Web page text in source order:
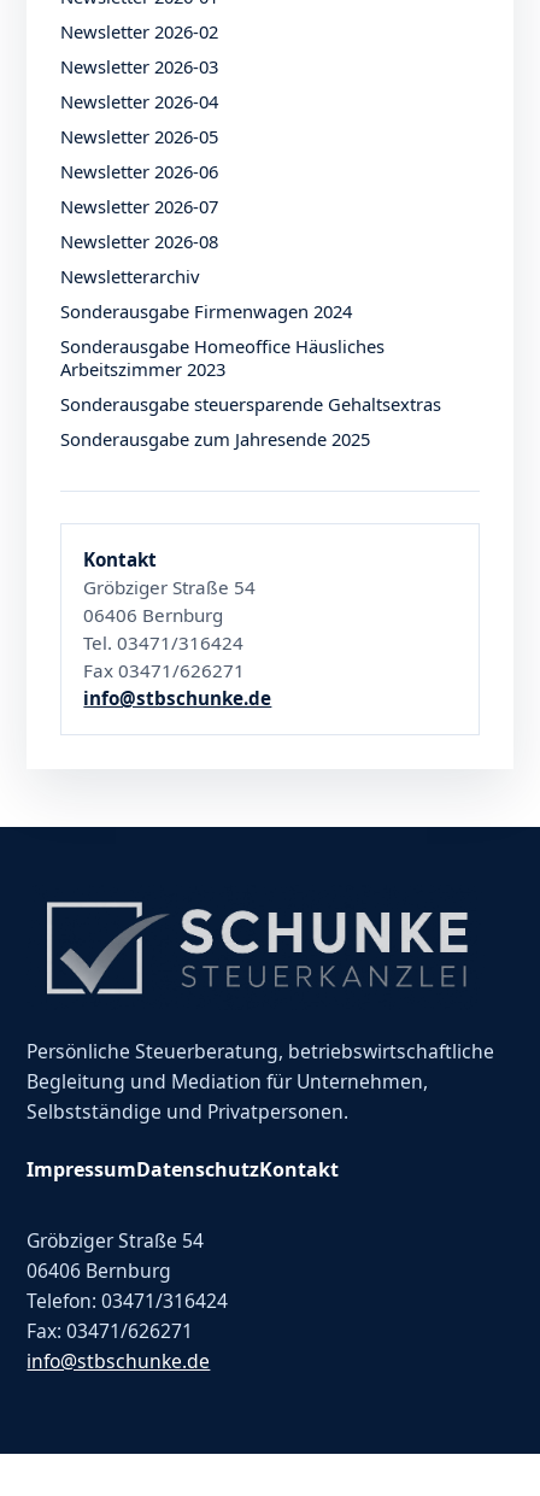
Newsletter 2026-02
Newsletter 2026-03
Newsletter 2026-04
Newsletter 2026-05
Newsletter 2026-06
Newsletter 2026-07
Newsletter 2026-08
Newsletterarchiv
Sonderausgabe Firmenwagen 2024
Sonderausgabe Homeoffice Häusliches
Arbeitszimmer 2023
Sonderausgabe steuersparende Gehaltsextras
Sonderausgabe zum Jahresende 2025
Kontakt
Gröbziger Straße 54
06406 Bernburg
Tel. 03471/316424
Fax 03471/626271
info@stbschunke.de
Persönliche Steuerberatung, betriebswirtschaftliche
Begleitung und Mediation für Unternehmen,
Selbstständige und Privatpersonen.
ImpressumDatenschutzKontakt
Gröbziger Straße 54
06406 Bernburg
Telefon: 03471/316424
Fax: 03471/626271
info@stbschunke.de